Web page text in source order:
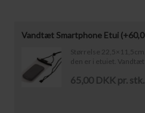
Vandtæt Smartphone Etui (+
Størrelse
den er i etuiet.
65,00 DKK pr. stk.